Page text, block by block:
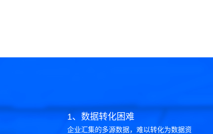
1、数据转化困难
企业汇集的多源数据，难以转化为数据资